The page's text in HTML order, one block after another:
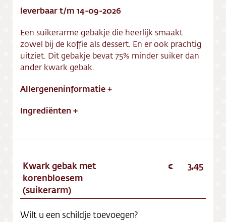
leverbaar t/m 14-09-2026
Een suikerarme gebakje die heerlijk smaakt
zowel bij de koffie als dessert. En er ook prachtig
uitziet. Dit gebakje bevat 75% minder suiker dan
ander kwark gebak.
Allergeneninformatie+
Ingrediënten +
Kwark gebak met
korenbloesem
(suikerarm)
3,45
Wilt u een schildje toevoegen?